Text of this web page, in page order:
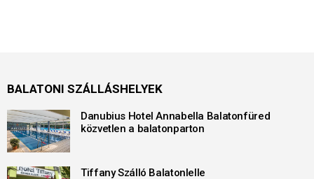
BALATONI SZÁLLÁSHELYEK
Danubius Hotel Annabella Balatonfüred
közvetlen a balatonparton
Tiffany Szálló Balatonlelle